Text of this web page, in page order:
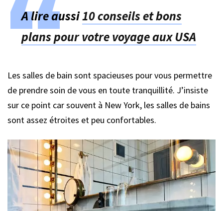
A lire aussi10 conseils et bons
plans pour votre voyage aux USA
Les salles de bain sont spacieuses pour vous permettre
de prendre soin de vous en toute tranquillité. J’insiste
sur ce point car souvent à New York, les salles de bains
sont assez étroites et peu confortables.